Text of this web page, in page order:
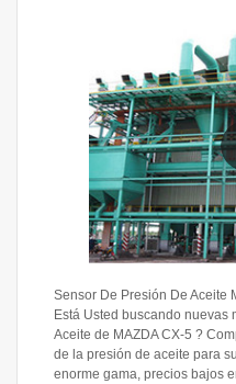
Sensor De Presión De Aceite
Está Usted buscando nuevas
Aceite de MAZDA CX-5 ?
de la presión de aceite para
enorme gama, precios bajos